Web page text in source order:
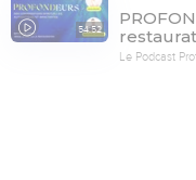
54:52
Le Podcast